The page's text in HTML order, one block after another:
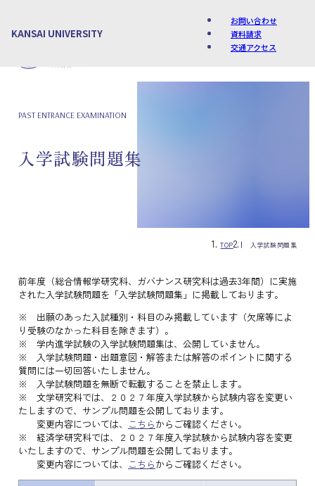
KANSAI UNIVERSITY
お問い合わせ
資料請求
交通アクセス
PAST ENTRANCE EXAMINATION
入学試験問題集
TOP 入学試験問題集
前年度（総合情報学研究科、ガバナンス研究科は過去3年間）に実施
された入学試験問題を「入学試験問題集」に掲載しております。
※ 出願のあった入試種別・科目のみ掲載しています（欠席等によ
り受験のなかった科目を除きます）。
※ 学内進学試験の入学試験問題集は、公開していません。
※ 入学試験問題・出題意図・解答または解答のポイントに関する
質問には一切回答いたしません。
※ 入学試験問題を無断で転載することを禁止します。
※ 文学研究科では、２０２７年度入学試験から試験内容を変更い
たしますので、サンプル問題を公開しております。
変更内容については、
こちらからご確認ください。
※ 経済学研究科では、２０２７年度入学試験から試験内容を変更
いたしますので、サンプル問題を公開しております。
変更内容については、
こちらからご確認ください。